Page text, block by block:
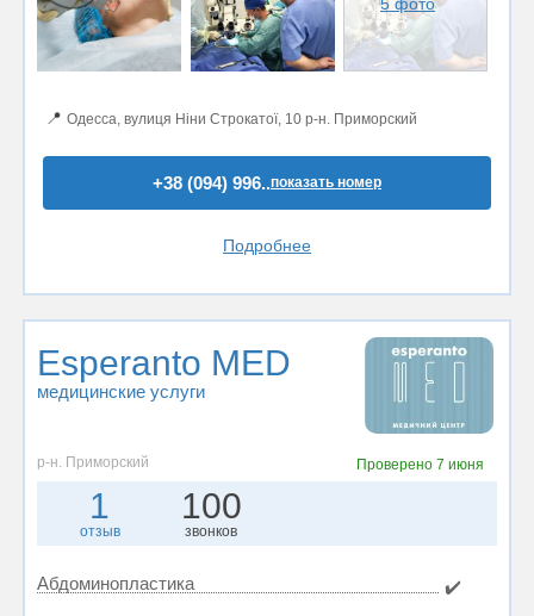
5 фото
📍 Одесса, вулиця Ніни Строкатої, 10 р-н. Приморский
+38 (094) 996..показать номер
Подробнее
Esperanto MED
медицинские услуги
р-н. Приморский Проверено7 июня
1
отзыв
100
звонков
Абдоминопластика ✔️